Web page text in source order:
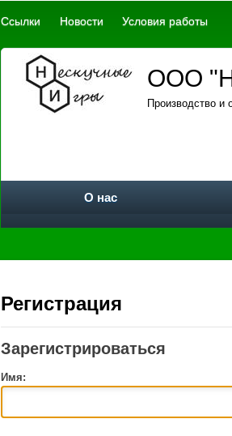
Ссылки Новости Условия работы
ООО
Производство и
О нас
Регистрация
Зарегистрироваться
Имя: